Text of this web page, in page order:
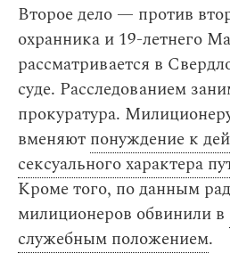
Второе дело — против
охранника и 19-летнего
рассматривается в
суде. Расследованием
прокуратура.
вменяют понуждение к
сексуального характера
Кроме того, по данным
милиционеров обвинили в
служебным положением.